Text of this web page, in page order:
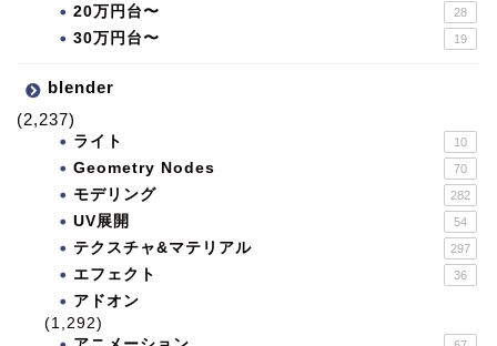
20万円台〜 28
30万円台〜 19
blender
(2,237)
ライト 10
Geometry Nodes 70
モデリング 282
UV展開 54
テクスチャ&マテリアル 297
エフェクト 36
アドオン
(1,292)